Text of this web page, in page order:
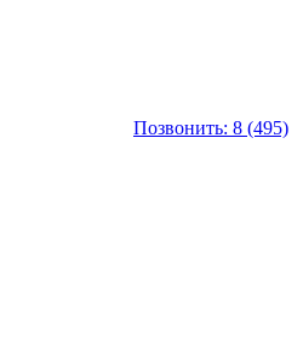
Позвонить: 8 (495)